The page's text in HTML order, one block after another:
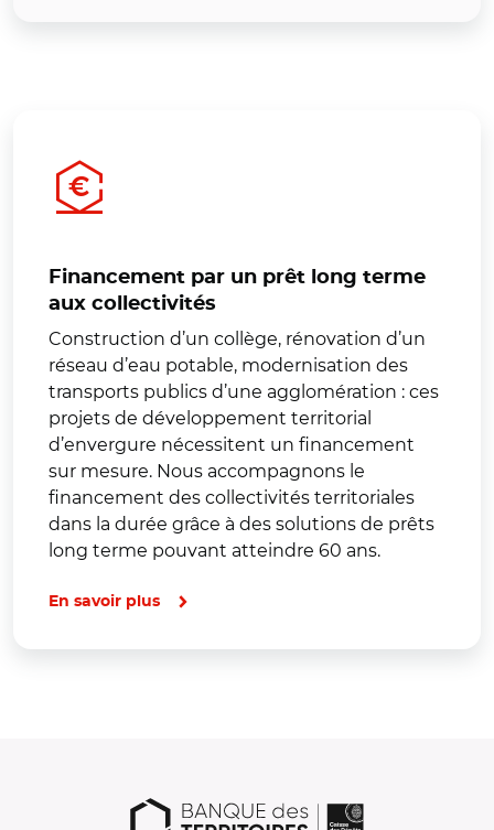
Financement par un prêt long terme
aux collectivités
Construction d’un collège, rénovation d’un
réseau d’eau potable, modernisation des
transports publics d’une agglomération : ces
projets de développement territorial
d’envergure nécessitent un financement
sur mesure. Nous accompagnons le
financement des collectivités territoriales
dans la durée grâce à des solutions de prêts
long terme pouvant atteindre 60 ans.
En savoir plus